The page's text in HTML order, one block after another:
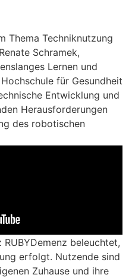
Thema Techniknutzung
Schramek,
Lernen und
für Gesundheit
Entwicklung und
Herausforderungen
des robotischen
beleuchtet,
erfolgt. Nutzende sind
Zuhause und ihre